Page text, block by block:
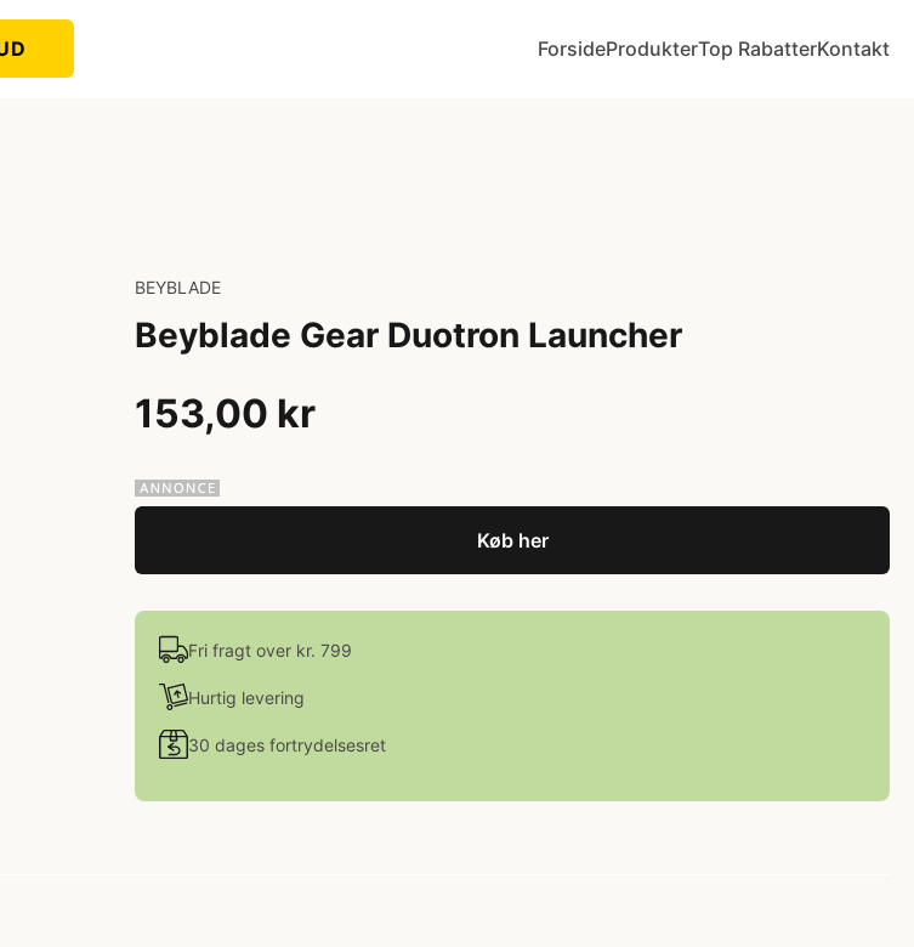
ForsideProdukterTop RabatterKontakt
BEYBLADE
Beyblade Gear Duotron Launcher
153,00 kr
Køb her
Fri fragt over kr. 799
Hurtig levering
30 dages fortrydelsesret